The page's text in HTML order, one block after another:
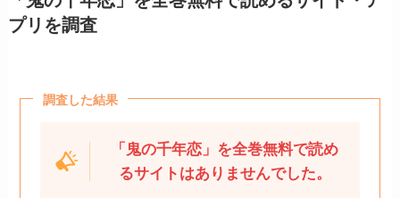
プリを調査
調査した結果
「鬼の千年恋」を全巻無料で読め
るサイトはありませんでした。